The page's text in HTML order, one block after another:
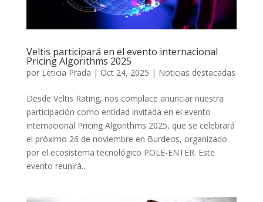
Veltis participará en el evento internacional
Pricing Algorithms 2025
por Leticia Prada | Oct 24, 2025 | Noticias destacadas
Desde Veltis Rating, nos complace anunciar nuestra
participación como entidad invitada en el evento
internacional Pricing Algorithms 2025, que se celebrará
el próximo 26 de noviembre en Burdeos, organizado
por el ecosistema tecnológico POLE-ENTER. Este
evento reunirá...